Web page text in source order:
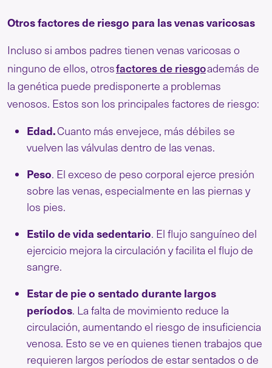
Otros factores de riesgo para las venas varicosas
Incluso si ambos padres tienen venas varicosas o
ninguno de ellos, otrosfactores de riesgoademás de
la genética puede predisponerte a problemas
venosos. Estos son los principales factores de riesgo:
Edad.Cuanto más envejece, más débiles se
vuelven las válvulas dentro de las venas.
Peso. El exceso de peso corporal ejerce presión
sobre las venas, especialmente en las piernas y
los pies.
Estilo de vida sedentario. El flujo sanguíneo del
ejercicio mejora la circulación y facilita el flujo de
sangre.
Estar de pie o sentado durante largos
períodos. La falta de movimiento reduce la
circulación, aumentando el riesgo de insuficiencia
venosa. Esto se ve en quienes tienen trabajos que
requieren largos períodos de estar sentados o de